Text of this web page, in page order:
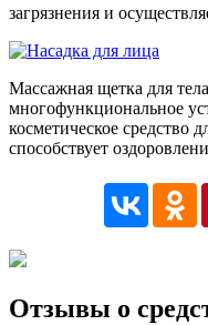
загрязнения и
Массажная щетка для
многофункциональное
косметическое средство
способствует
Отзывы о